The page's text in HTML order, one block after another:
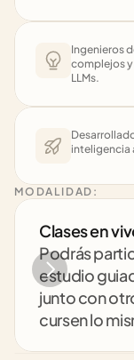
Ingenieros
complejos
LLMs.
inteligencia
MODALIDAD:
Clases en
Podrás
estudio
junto con
cursen lo